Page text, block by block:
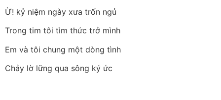
Ừ! kỷ niệm ngày xưa trốn ngủ
Trong tim tôi tìm thức trở mình
Em và tôi chung một dòng tình
Chảy lờ lững qua sông ký ức